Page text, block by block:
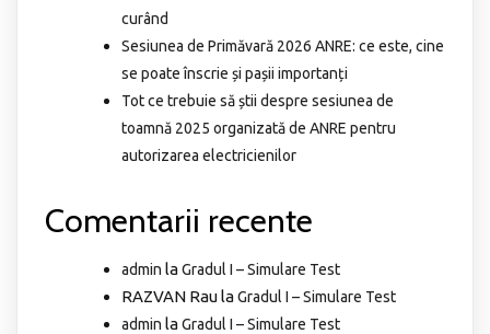
curând
Sesiunea de Primăvară 2026 ANRE: ce este, cine
se poate înscrie și pașii importanți
Tot ce trebuie să știi despre sesiunea de
toamnă 2025 organizată de ANRE pentru
autorizarea electricienilor
Comentarii recente
admin laGradul I – Simulare Test
RAZVAN RaulaGradul I – Simulare Test
admin laGradul I – Simulare Test